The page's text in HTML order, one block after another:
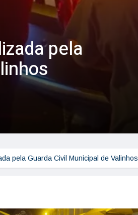
pela
pela Guarda Civil Municipal de Valinhos